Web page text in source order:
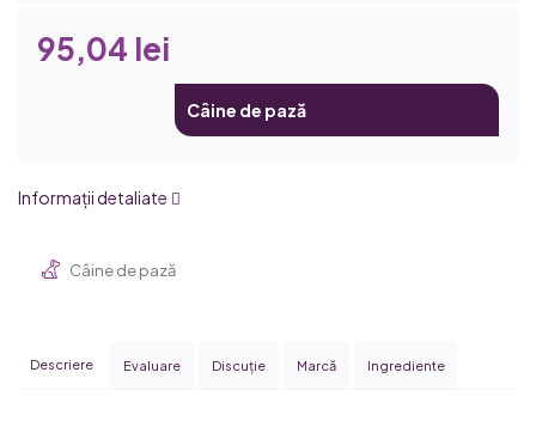
95,04 lei
Câine de pază
Informaţii detaliate
Câine de pază
Descriere Evaluare Discuţie Marcă Ingrediente